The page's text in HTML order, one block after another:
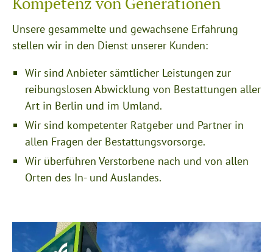
Unsere gesammelte und gewachsene Erfahrung
stellen wir in den Dienst unserer Kunden:
Wir sind Anbieter sämtlicher Leistungen zur
reibungslosen Abwicklung von Bestattungen aller
Art in Berlin und im Umland.
Wir sind kompetenter Ratgeber und Partner in
allen Fragen der Bestattungsvorsorge.
Wir überführen Verstorbene nach und von allen
Orten des In- und Auslandes.